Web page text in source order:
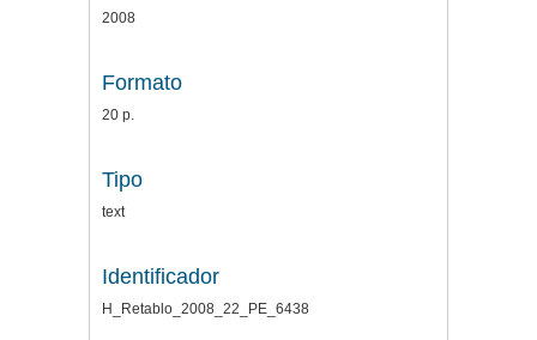
2008
Formato
20 p.
Tipo
text
Identificador
H_Retablo_2008_22_PE_6438